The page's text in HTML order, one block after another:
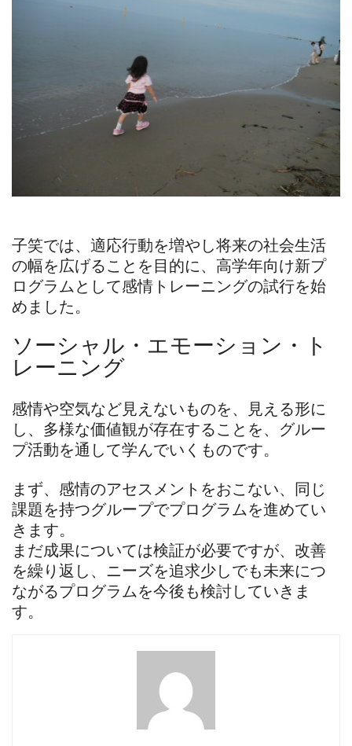
子笑では、適応行動を増やし将来の社会生活
の幅を広げることを目的に、高学年向け新プ
ログラムとして感情トレーニングの試行を始
めました。
ソーシャル・エモーション・ト
レーニング
感情や空気など見えないものを、見える形に
し、多様な価値観が存在することを、グルー
プ活動を通して学んでいくものです。
まず、感情のアセスメントをおこない、同じ
課題を持つグループでプログラムを進めてい
きます。
まだ成果については検証が必要ですが、改善
を繰り返し、ニーズを追求少しでも未来につ
ながるプログラムを今後も検討していきま
す。